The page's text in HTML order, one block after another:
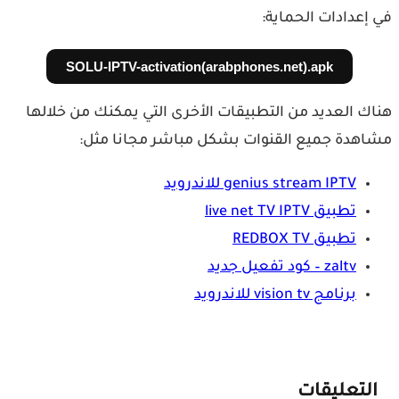
في إعدادات الحماية:
SOLU-IPTV-activation(arabphones.net).apk
هناك العديد من التطبيقات الأخرى التي يمكنك من خلالها
مشاهدة جميع القنوات بشكل مباشر مجانا مثل:
genius stream IPTV للاندرويد
تطبيق live net TV IPTV
تطبيق REDBOX TV
zaltv – كود تفعيل جديد
برنامج vision tv للاندرويد
التعليقات